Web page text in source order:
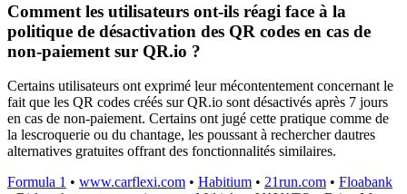
Comment les utilisateurs ont-ils réagi face à la
politique de désactivation des QR codes en cas de
non-paiement sur QR.io ?
Certains utilisateurs ont exprimé leur mécontentement concernant le
fait que les QR codes créés sur QR.io sont désactivés après 7 jours
en cas de non-paiement. Certains ont jugé cette pratique comme de
la lescroquerie ou du chantage, les poussant à rechercher dautres
alternatives gratuites offrant des fonctionnalités similaires.
Formula 1 • www.carflexi.com • Habitium • 21run.com • Floabank